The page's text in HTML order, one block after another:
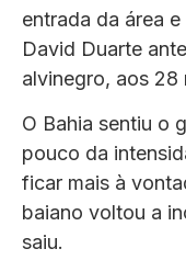
entrada da área
David Duarte
alvinegro, aos 28
O Bahia sentiu o
pouco da
ficar mais à
baiano voltou a
saiu.